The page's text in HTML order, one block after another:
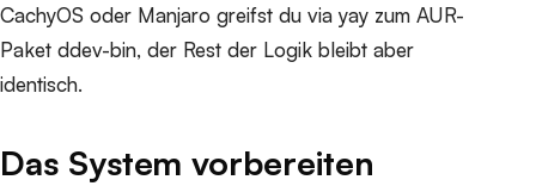
CachyOS oder Manjaro greifst du via yay zum AUR-
Paket ddev-bin, der Rest der Logik bleibt aber
identisch.
Das System vorbereiten